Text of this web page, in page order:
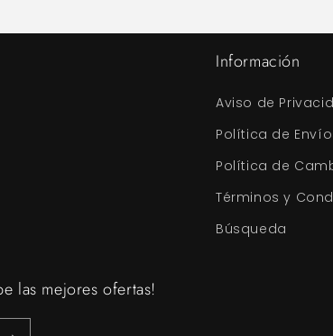
Información
Aviso de
Política de
Política de
Términos y
Búsqueda
las mejores ofertas!